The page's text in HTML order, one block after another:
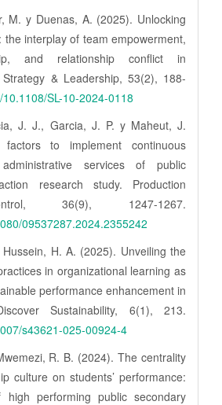
M. y Duenas, A. (2025). Unlocking
interplay of team empowerment,
and relationship conflict in
& Leadership, 53(2), 188-
SL-10-2024-0118
J. J., Garcia, J. P. y Maheut, J.
factors to implement continuous
services of public
research study. Production
36(9), 1247-1267.
09537287.2024.2355242
H. A. (2025). Unveiling the
in organizational learning as
performance enhancement in
Sustainability, 6(1), 213.
s43621-025-00924-4
R. B. (2024). The centrality
culture on students’ performance:
performing public secondary